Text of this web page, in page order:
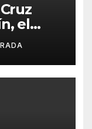
el